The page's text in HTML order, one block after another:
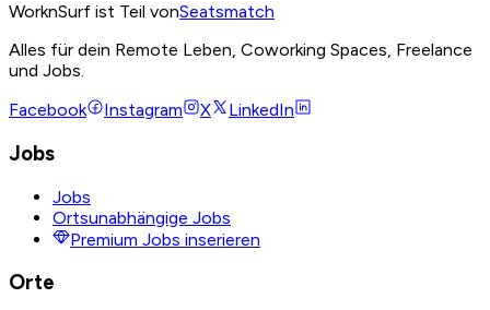
WorknSurf ist Teil vonSeatsmatch
Alles für dein Remote Leben, Coworking Spaces, Freelance
und Jobs.
Facebook
Instagram X LinkedIn
Jobs
Jobs
Ortsunabhängige Jobs
Premium Jobs inserieren
Orte